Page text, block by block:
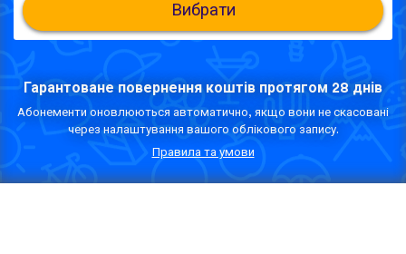
Вибрати
Гарантоване повернення коштів протягом 28 днів
Абонементи оновлюються автоматично, якщо вони не скасовані
через налаштування вашого облікового запису.
Правила та умови